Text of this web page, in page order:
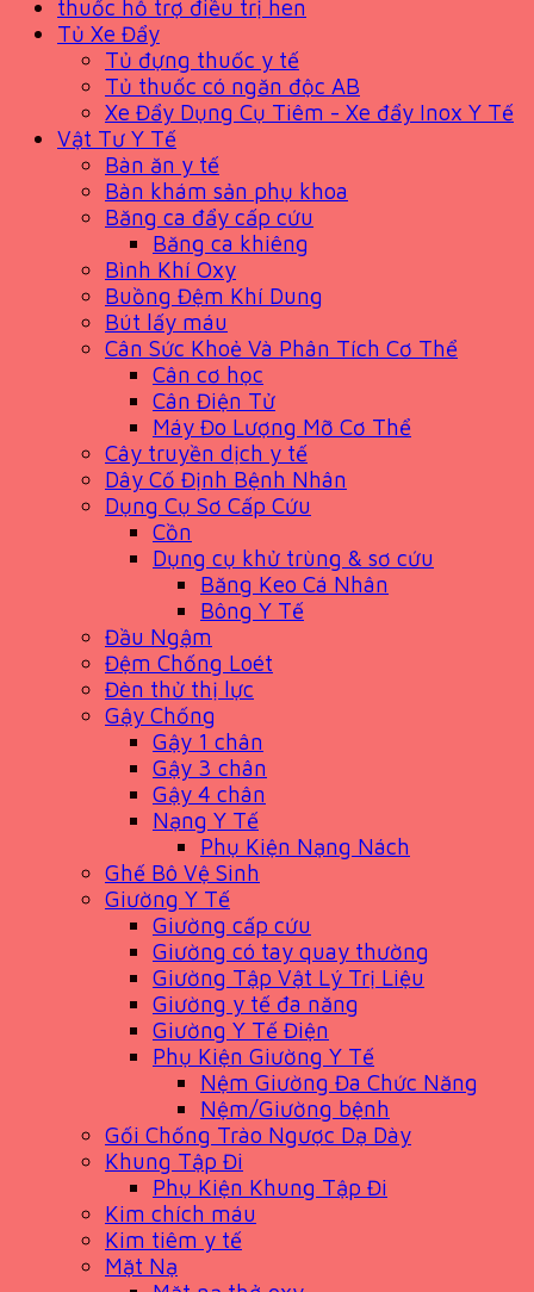
thuốc hỗ trợ điều trị hen
Tủ Xe Đẩy
Tủ đựng thuốc y tế
Tủ thuốc có ngăn độc AB
Xe Đẩy Dụng Cụ Tiêm - Xe đẩy Inox Y Tế
Vật Tư Y Tế
Bàn ăn y tế
Bàn khám sản phụ khoa
Băng ca đẩy cấp cứu
Băng ca khiêng
Bình Khí Oxy
Buồng Đệm Khí Dung
Bút lấy máu
Cân Sức Khoẻ Và Phân Tích Cơ Thể
Cân cơ học
Cân Điện Tử
Máy Đo Lượng Mỡ Cơ Thể
Cây truyền dịch y tế
Dây Cố Định Bệnh Nhân
Dụng Cụ Sơ Cấp Cứu
Cồn
Dụng cụ khử trùng & sơ cứu
Băng Keo Cá Nhân
Bông Y Tế
Đầu Ngậm
Đệm Chống Loét
Đèn thử thị lực
Gậy Chống
Gậy 1 chân
Gậy 3 chân
Gậy 4 chân
Nạng Y Tế
Phụ Kiện Nạng Nách
Ghế Bô Vệ Sinh
Giường Y Tế
Giường cấp cứu
Giường có tay quay thường
Giường Tập Vật Lý Trị Liệu
Giường y tế đa năng
Giường Y Tế Điện
Phụ Kiện Giường Y Tế
Nệm Giường Đa Chức Năng
Nệm/Giường bệnh
Gối Chống Trào Ngược Dạ Dày
Khung Tập Đi
Phụ Kiện Khung Tập Đi
Kim chích máu
Kim tiêm y tế
Mặt Nạ